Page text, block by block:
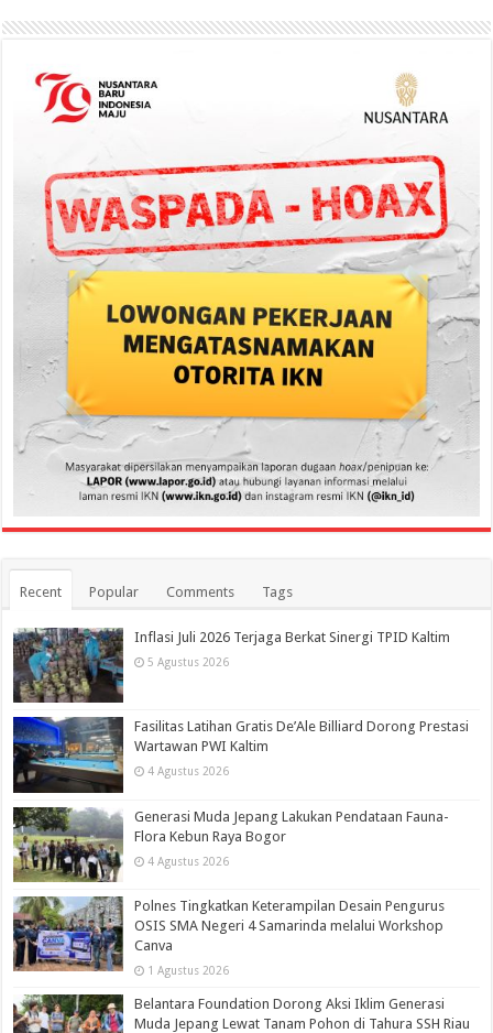
Recent Popular Comments Tags
Inflasi Juli 2026 Terjaga Berkat Sinergi TPID Kaltim
5 Agustus 2026
Fasilitas Latihan Gratis De’Ale Billiard Dorong Prestasi
Wartawan PWI Kaltim
4 Agustus 2026
Generasi Muda Jepang Lakukan Pendataan Fauna-
Flora Kebun Raya Bogor
4 Agustus 2026
Polnes Tingkatkan Keterampilan Desain Pengurus
OSIS SMA Negeri 4 Samarinda melalui Workshop
Canva
1 Agustus 2026
Belantara Foundation Dorong Aksi Iklim Generasi
Muda Jepang Lewat Tanam Pohon di Tahura SSH Riau